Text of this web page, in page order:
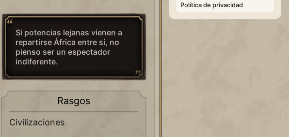
Si potencias lejanas vienen a
repartirse África entre sí, no
pienso ser un espectador
indiferente.
Rasgos
Civilizaciones
Política de privacidad